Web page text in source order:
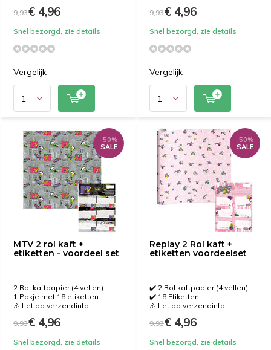
9,93€ 4,96
Snel bezorgd, zie details
Vergelijk
9,93€ 4,96
Snel bezorgd, zie details
Vergelijk
MTV 2 rol kaft +
etiketten - voordeel set
-50%
SALE
2 Rol kaftpapier (4 vellen)
1 Pakje met 18 etiketten
⚠️ Let op verzendinfo.
9,93€ 4,96
Snel bezorgd, zie details
Replay 2 Rol kaft +
etiketten voordeelset
-50%
SALE
✔️ 2 Rol kaftpapier (4 vellen)
✔️ 18 Etiketten
⚠️ Let op verzendinfo.
9,93€ 4,96
Snel bezorgd, zie details